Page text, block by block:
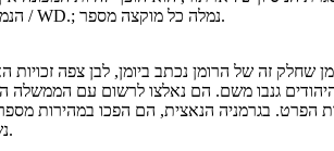
הנמלים מספר 42,436 / WD.; נמלה כל מוקצה מספר.
שחלק זה של הרומן נכתב ביומן, לבן צפה
גנבו משם. הם נאלצו לרשום עם הממשלה
הפרט. בגרמניה הנאצית, הם הפכו במהירות
נשלחו למחנות ריכוז.